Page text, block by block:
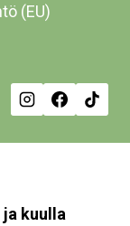
(EU)
kuulla